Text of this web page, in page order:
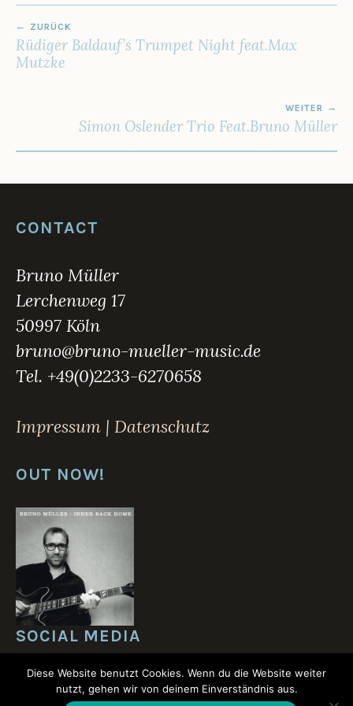
BEITRAGSNAVIGATION
ZURÜCK
Rüdiger Baldauf’s Trumpet Night feat.Max
Mutzke
WEITER
Simon Oslender Trio Feat.Bruno Müller
CONTACT
Bruno Müller
Lerchenweg 17
50997 Köln
bruno@bruno-mueller-music.de
Tel. +49(0)2233-6270658
Impressum | Datenschutz
OUT NOW!
SOCIAL MEDIA
Diese Website benutzt Cookies. Wenn du die Website weiter
nutzt, gehen wir von deinem Einverständnis aus.